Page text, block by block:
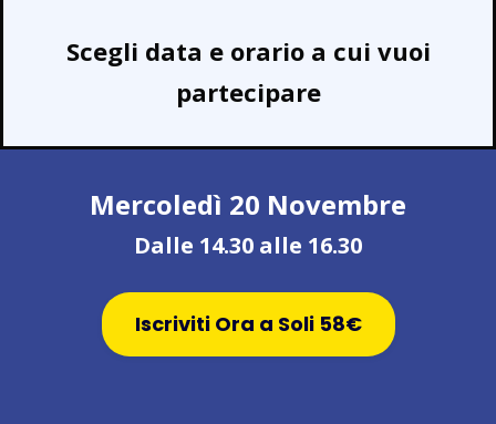
Scegli data e orario a cui vuoi
partecipare
Mercoledì 20 Novembre
Dalle 14.30 alle 16.30
Iscriviti Ora a Soli 58€